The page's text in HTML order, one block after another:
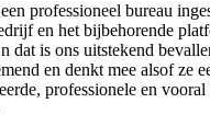
professioneel bureau
en het bijbehorende
dat is ons uitstekend
en denkt mee alsof ze
professionele en vooral